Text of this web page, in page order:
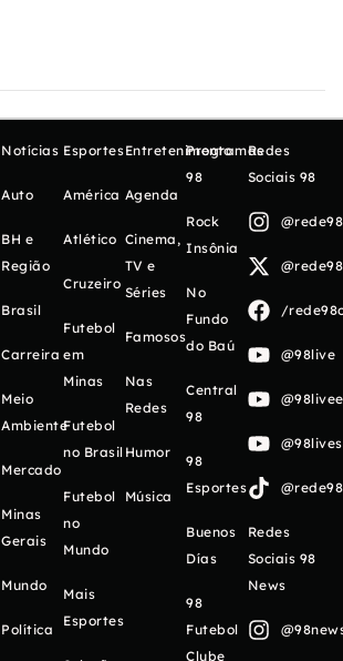
Notícias
Auto
BH e
Região
Brasil
Carreira
Meio
Ambiente
Mercado
Minas
Gerais
Mundo
Política
Esportes
América
Atlético
Cruzeiro
Futebol
em
Minas
Futebol
no Brasil
Futebol
no
Mundo
Mais
Esportes
Entretenimento
Agenda
Cinema,
TV e
Séries
Famosos
Nas
Redes
Humor
Música
Programas
98
Rock
Insônia
No
Fundo
do Baú
Central
98
98
Esportes
Buenos
Días
98
Futebol
Clube
Redes
Sociais 98
/
@98live
Redes
Sociais 98
News